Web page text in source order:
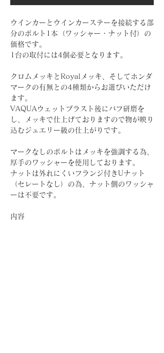
ウインカーとウインカーステーを接続する部
分のボルト1本（ワッシャー・ナット付）の
価格です。
1台の取付には4個必要となります。
クロムメッキとRoyalメッキ、そしてホンダ
マークの有無との4種類からお選びいただけ
ます。
VAQUAウェットブラスト後にバフ研磨を
し、メッキで仕上げておりますので物が映り
込むジュエリー級の仕上がりです。
マークなしのボルトはメッキを強調する為、
厚手のワッシャーを使用しております。
ナットは外れにくいフランジ付きUナット
（セレートなし）の為、ナット側のワッシャ
ーは不要です。
内容